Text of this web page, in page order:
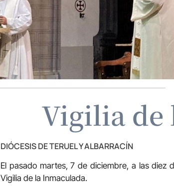
Vigilia de
DIÓCESIS DE TERUEL Y ALBARRACÍN
El pasado martes, 7 de diciembre, a las diez
Vigilia de la Inmaculada.